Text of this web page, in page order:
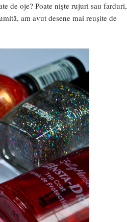
de oje? Poate niște rujuri sau farduri,
am avut desene mai reușite de